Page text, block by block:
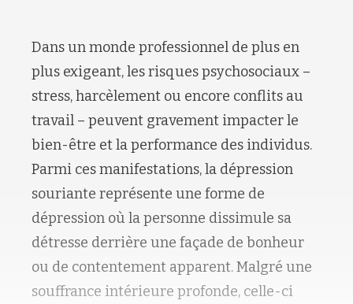
Dans un monde professionnel de plus en
plus exigeant, les risques psychosociaux –
stress, harcèlement ou encore conflits au
travail – peuvent gravement impacter le
bien-être et la performance des individus.
Parmi ces manifestations, la dépression
souriante représente une forme de
dépression où la personne dissimule sa
détresse derrière une façade de bonheur
ou de contentement apparent. Malgré une
souffrance intérieure profonde, celle-ci